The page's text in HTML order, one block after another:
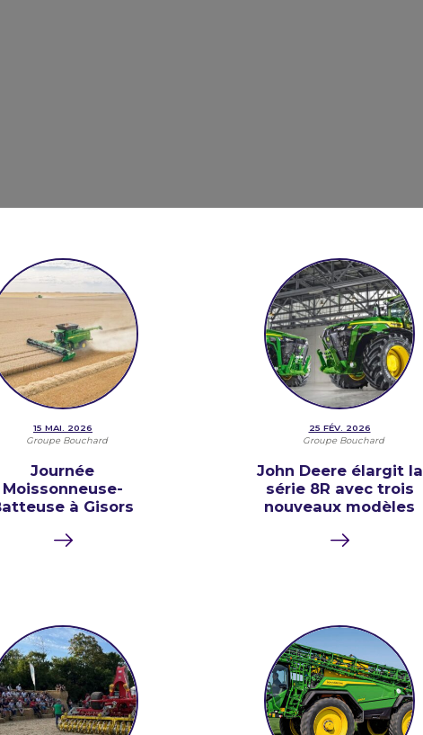
15 MAI. 2026
Groupe Bouchard
Journée
Moissonneuse-
à Gisors
25 FÉV. 2026
Groupe Bouchard
John Deere élargit la
série 8R avec trois
nouveaux modèles